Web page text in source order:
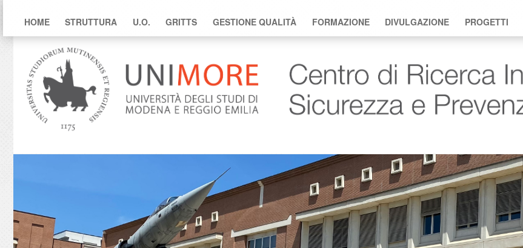
HOME STRUTTURA U.O. GRITTS GESTIONE QUALITÀ FORMAZIONE DIVULGAZIONE PROGETTI